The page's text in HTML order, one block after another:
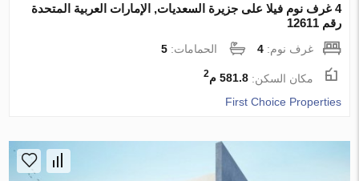
4 غرف نوم فيلا على جزيرة السعديات, الإمارات العربية المتحدة
رقم 12611
غرف نوم:4 الحمامات:5
مكان السكن:581.8 م 2
First Choice Properties